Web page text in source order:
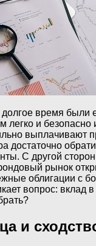
долгое время были
легко и безопасно
выплачивают
достаточно
С другой
рынок
облигации с
вопрос: вклад
и